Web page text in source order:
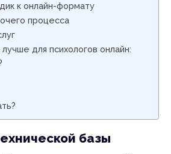
к онлайн-формату
процесса
для психологов онлайн:
базы